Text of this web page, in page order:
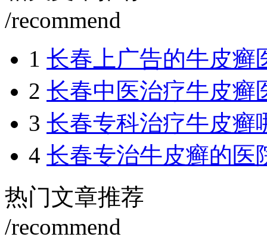
/recommend
1 长春上广告的牛皮癣
2 长春中医治疗牛皮癣
3 长春专科治疗牛皮癣
4 长春专治牛皮癣的医
热门文章推荐
/recommend